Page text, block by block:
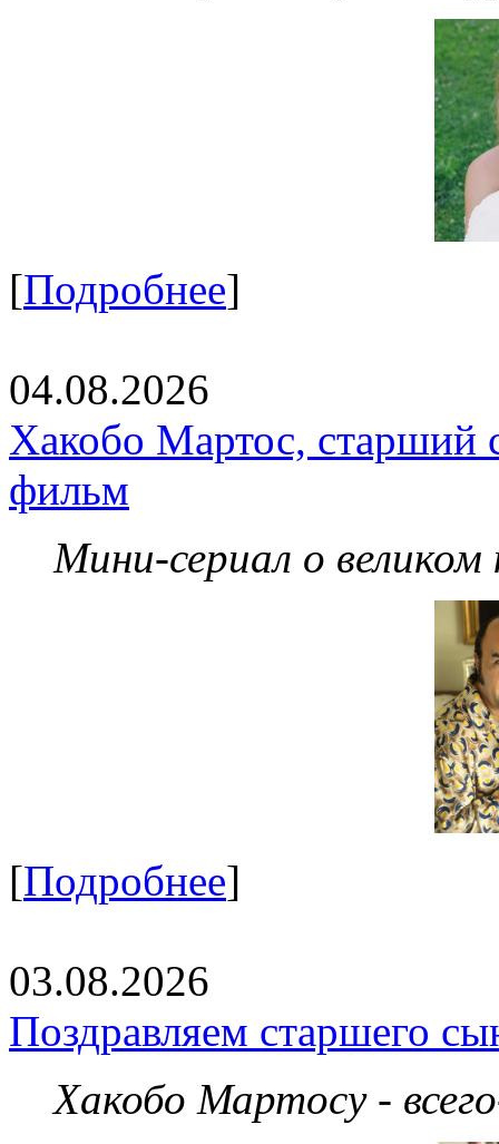
[Подробнее]
04.08.2026
Хакобо Мартос, старший
фильм
Мини-сериал о великом
[Подробнее]
03.08.2026
Поздравляем старшего
Хакобо Мартосу -